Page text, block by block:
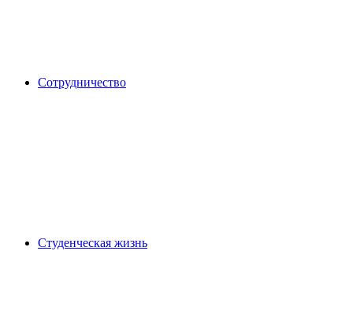
Сотрудничество
Студенческая жизнь